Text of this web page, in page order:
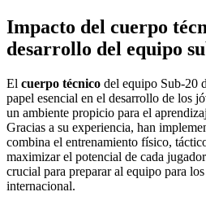
Impacto del cuerpo
desarrollo del equipo
El cuerpo técnico del equipo Sub-20
papel esencial en el desarrollo de los
un ambiente propicio para el
Gracias a su experiencia, han
combina el entrenamiento físico,
maximizar el potencial de cada
crucial para preparar al equipo para
internacional.